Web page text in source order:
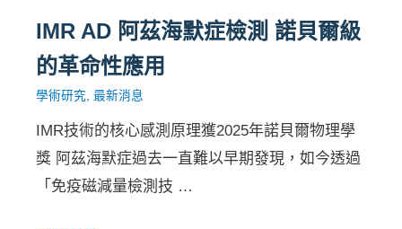
IMR AD 阿茲海默症檢測 諾貝爾級
的革命性應用
學術研究, 最新消息
IMR技術的核心感測原理獲2025年諾貝爾物理學
獎 阿茲海默症過去一直難以早期發現，如今透過
「免疫磁減量檢測技 …